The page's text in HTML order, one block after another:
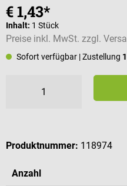
€ 1,43*
Inhalt: 1 Stück
Preise inkl. MwSt. zzgl.
Sofort verfügbar | Zustellung
Produktnummer: 118974
Anzahl